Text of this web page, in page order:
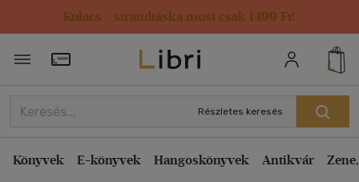
Kulacs / strandtáska most csak 1499 Ft!
Törzsvásárlói Kártya adatai
Részletes keresés
Könyvek E-könyvek Hangoskönyvek Antikvár
Rendezés
Kiadás éve szerint csökkenő
Ár szerint csökkenő